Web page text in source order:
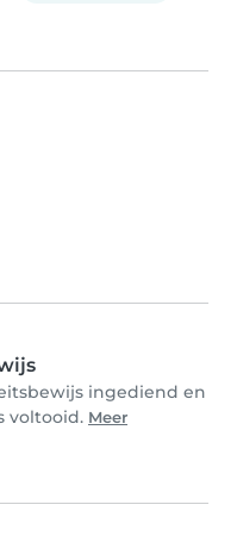
ingediend en
voltooid. Meer